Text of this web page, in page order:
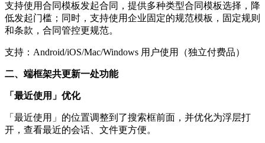
支持使用合同模板发起合同，提供多种类型合同模板选择，降
低发起门槛；同时，支持使用企业固定的规范模板，固定规则
和条款，合同管控更规范。
支持：Android/iOS/Mac/Windows 用户使用（独立付费品）
二、端框架共更新一处功能
「最近使用」优化
「最近使用」的位置调整到了搜索框前面，并优化为浮层打
开，查看最近的会话、文件更方便。